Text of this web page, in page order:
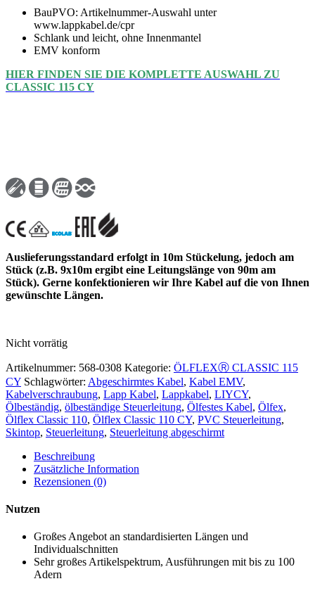
BauPVO: Artikelnummer-Auswahl unter
www.lappkabel.de/cpr
Schlank und leicht, ohne Innenmantel
EMV konform
HIER FINDEN SIE DIE KOMPLETTE AUSWAHL ZU
CLASSIC 115 CY
Auslieferungsstandard erfolgt in 10m Stückelung, jedoch am
Stück (z.B. 9x10m ergibt eine Leitungslänge von 90m am
Stück). Gerne konfektionieren wir Ihre Kabel auf die von Ihnen
gewünschte Längen.
Nicht vorrätig
Artikelnummer: 568-0308 Kategorie: ÖLFLEXⓇ CLASSIC 115
CY Schlagwörter: Abgeschirmtes Kabel, Kabel EMV,
Kabelverschraubung, Lapp Kabel, Lappkabel, LIYCY,
Ölbeständig, ölbeständige Steuerleitung, Ölfestes Kabel, Ölfex,
Ölflex Classic 110, Ölflex Classic 110 CY, PVC Steuerleitung,
Skintop, Steuerleitung, Steuerleitung abgeschirmt
Beschreibung
Zusätzliche Information
Rezensionen (0)
Nutzen
Großes Angebot an standardisierten Längen und
Individualschnitten
Sehr großes Artikelspektrum, Ausführungen mit bis zu 100
Adern